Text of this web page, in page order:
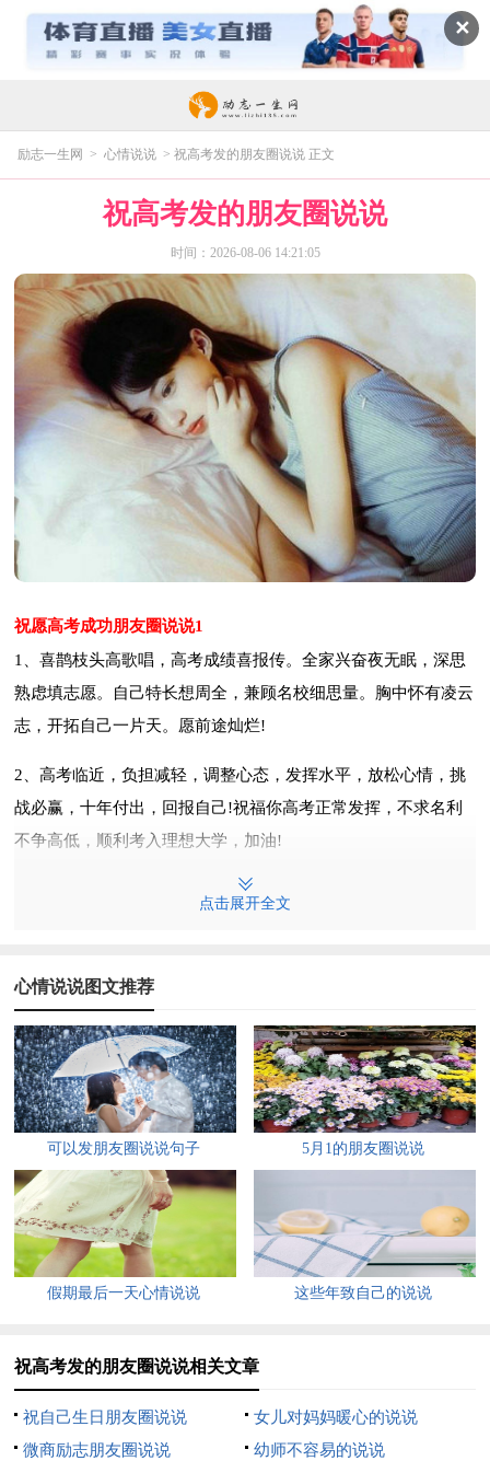
✕
励志一生网 > 心情说说 > 祝高考发的朋友圈说说 正文
祝高考发的朋友圈说说
时间：2026-08-06 14:21:05
祝愿高考成功朋友圈说说1
1、喜鹊枝头高歌唱，高考成绩喜报传。全家兴奋夜无眠，深思
熟虑填志愿。自己特长想周全，兼顾名校细思量。胸中怀有凌云
志，开拓自己一片天。愿前途灿烂!
2、高考临近，负担减轻，调整心态，发挥水平，放松心情，挑
战必赢，十年付出，回报自己!祝福你高考正常发挥，不求名利
不争高低，顺利考入理想大学，加油!
3、种下希望，培育理想和未来。播洒汗水，浇灌梦想和成功。
远大专业选。艳阳高照天灿烂，努力奋斗不畏艰。有朝一日宏图
展，梦想实现开笑颜。祝心想事成!
5、午休惊得敲门叫，忽闻同学把喜报。咱俩榜示前后靠，特来
磋商志愿报。热门给力不实效，名校专长不粘靠。学好专业辉煌
耀，驾驶银燕空中翱。祝壮志凌云!
6、放平心态应战，仔细认真答题，保持自信满满，维持良好心
态，保证充足睡眠，定能旗开得胜，全国高考日，愿你超能发
挥，金榜题名，走向自己梦想的大学!
志，只待他日创辉煌。祝心想事成!
点击展开全文
心情说说图文推荐
可以发朋友圈说说句子 5月1的朋友圈说说
假期最后一天心情说说 这些年致自己的说说
祝高考发的朋友圈说说相关文章
祝自己生日朋友圈说说
女儿对妈妈暖心的说说
微商励志朋友圈说说
幼师不容易的说说